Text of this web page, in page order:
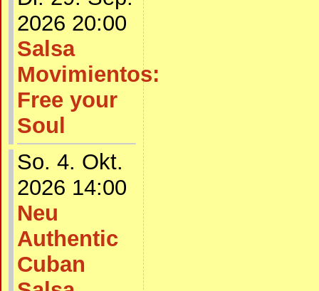
2026 20:00
Salsa
Movimientos:
Free your
Soul
So. 4. Okt.
2026 14:00
Neu
Authentic
Cuban